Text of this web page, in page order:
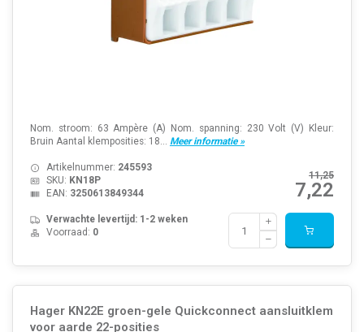
Nom. stroom: 63 Ampère (A) Nom. spanning: 230 Volt (V) Kleur:
Bruin Aantal klemposities: 18... Meer informatie »
11,25
7,22
Artikelnummer: 245593
SKU: KN18P
EAN: 3250613849344
Verwachte levertijd: 1-2 weken
Voorraad: 0
Hager KN22E groen-gele Quickconnect aansluitklem
voor aarde 22-posities